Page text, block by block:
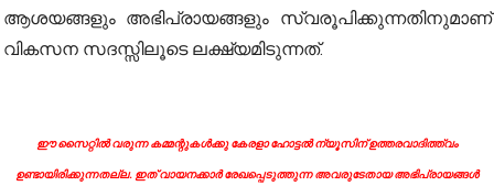
ആശയങ്ങളും അഭിപ്രായങ്ങളും സ്വരൂപിക്കുന്നതിനുമാണ്
വികസന സദസ്സിലൂടെ ലക്ഷ്യമിടുന്നത്.
ഈ സൈറ്റിൽ വരുന്ന കമ്മന്റുകൾക്കു കേരളാ ഹോട്ടൽ ന്യൂസിന് ഉത്തരവാദിത്ത്വം
ഉണ്ടായിരിക്കുന്നതല്ല. ഇത് വായനക്കാർ രേഖപ്പെടുത്തുന്ന അവരുടേതായ അഭിപ്രായങ്ങൾ